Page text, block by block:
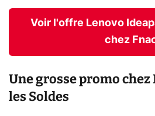
Voir l'offre Lenovo
chez
Une grosse promo
les Soldes